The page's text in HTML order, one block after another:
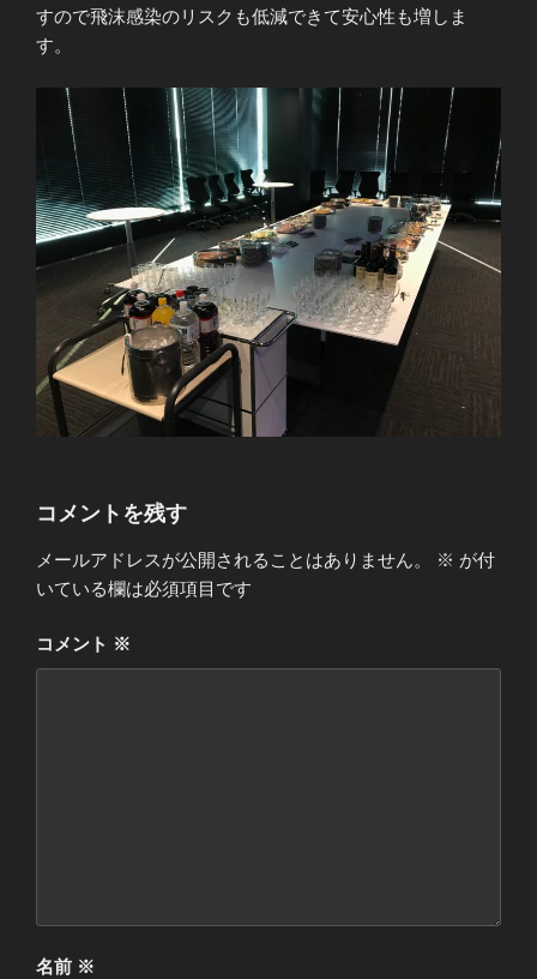
すので飛沫感染のリスクも低減できて安心性も増しま
す。
コメントを残す
メールアドレスが公開されることはありません。 ※ が付
いている欄は必須項目です
コメント ※
名前 ※